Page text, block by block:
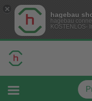
hagebau
hagebau
KOSTENLOS-